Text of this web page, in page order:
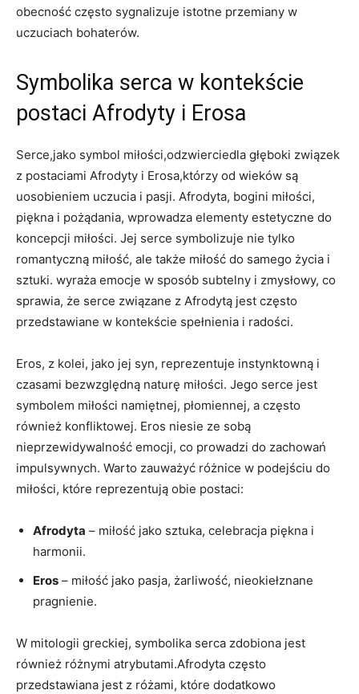
obecność często sygnalizuje istotne przemiany w
uczuciach bohaterów.
Symbolika serca w kontekście
postaci Afrodyty i Erosa
Serce,jako symbol miłości,odzwierciedla głęboki związek
z postaciami Afrodyty i Erosa,którzy od wieków są
uosobieniem uczucia i pasji. Afrodyta, bogini miłości,
piękna i pożądania, wprowadza elementy estetyczne do
koncepcji miłości. Jej serce symbolizuje nie tylko
romantyczną miłość, ale także miłość do samego życia i
sztuki. wyraża emocje w sposób subtelny i zmysłowy, co
sprawia, że serce związane z Afrodytą jest często
przedstawiane w kontekście spełnienia i radości.
Eros, z kolei, jako jej syn, reprezentuje instynktowną i
czasami bezwzględną naturę miłości. Jego serce jest
symbolem miłości namiętnej, płomiennej, a często
również konfliktowej. Eros niesie ze sobą
nieprzewidywalność emocji, co prowadzi do zachowań
impulsywnych. Warto zauważyć różnice w podejściu do
miłości, które reprezentują obie postaci:
Afrodyta – miłość jako sztuka, celebracja piękna i
harmonii.
Eros – miłość jako pasja, żarliwość, nieokiełznane
pragnienie.
W mitologii greckiej, symbolika serca zdobiona jest
również różnymi atrybutami.Afrodyta często
przedstawiana jest z różami, które dodatkowo